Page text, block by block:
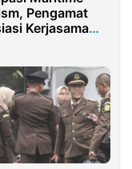
Pengamat
Kerjasama